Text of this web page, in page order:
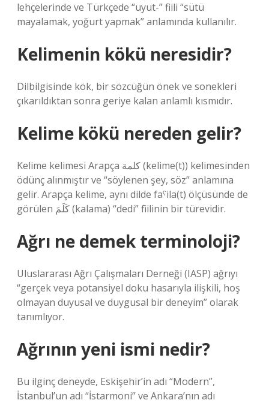
lehçelerinde ve Türkçede “uyut-” fiili “sütü
mayalamak, yoğurt yapmak” anlamında kullanılır.
Kelimenin kökü neresidir?
Dilbilgisinde kök, bir sözcüğün önek ve sonekleri
çıkarıldıktan sonra geriye kalan anlamlı kısmıdır.
Kelime kökü nereden gelir?
Kelime kelimesi Arapça كلمة (kelime(t)) kelimesinden
ödünç alınmıştır ve “söylenen şey, söz” anlamına
gelir. Arapça kelime, aynı dilde faˁila(t) ölçüsünde de
görülen كَلَمَ (kalama) “dedi” fiilinin bir türevidir.
Ağrı ne demek terminoloji?
Uluslararası Ağrı Çalışmaları Derneği (IASP) ağrıyı
“gerçek veya potansiyel doku hasarıyla ilişkili, hoş
olmayan duyusal ve duygusal bir deneyim” olarak
tanımlıyor.
Ağrının yeni ismi nedir?
Bu ilginç deneyde, Eskişehir’in adı “Modern”,
İstanbul’un adı “İstarmoni” ve Ankara’nın adı